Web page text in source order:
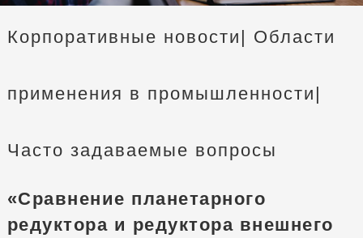
Корпоративные новости | Области
применения в промышленности
Часто задаваемые вопросы
«Сравнение планетарного
редуктора и редуктора внешнего